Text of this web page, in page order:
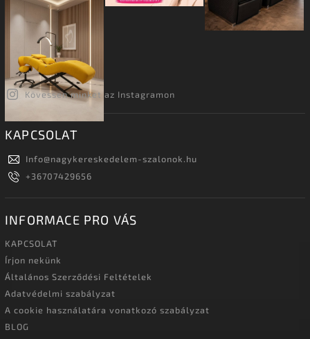
Kövessen minket az Instagramon
KAPCSOLAT
Info@nagykereskedelem-szalonok.hu
+36707429656
INFORMACE PRO VÁS
KAPCSOLAT
Írjon nekünk
Általános Szerződési Feltételek
Adatvédelmi szabályzat
A cookie használatára vonatkozó szabályzat
BLOG